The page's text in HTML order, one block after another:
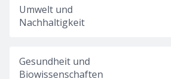
Umwelt und
Nachhaltigkeit
Gesundheit und
Biowissenschaften